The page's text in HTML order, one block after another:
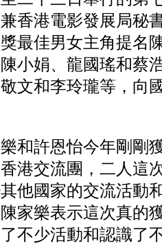
香港電影發展局秘
最佳男女主角提名
小娟、龍國瑤和蔡
文和李玲瓏等，向
和許恩怡今年剛剛
港交流團，二人這
他國家的交流活動
家樂表示這次真的
不少活動和認識了